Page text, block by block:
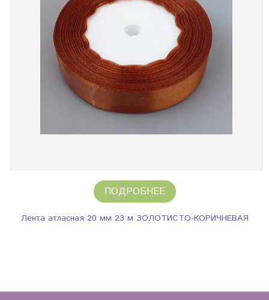
ПОДРОБНЕЕ
Лента атласная 20 мм 23 м ЗОЛОТИСТО-КОРИЧНЕВАЯ